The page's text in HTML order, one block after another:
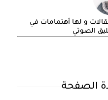
و لها أهتمامات في
الصوتي
الصفحة